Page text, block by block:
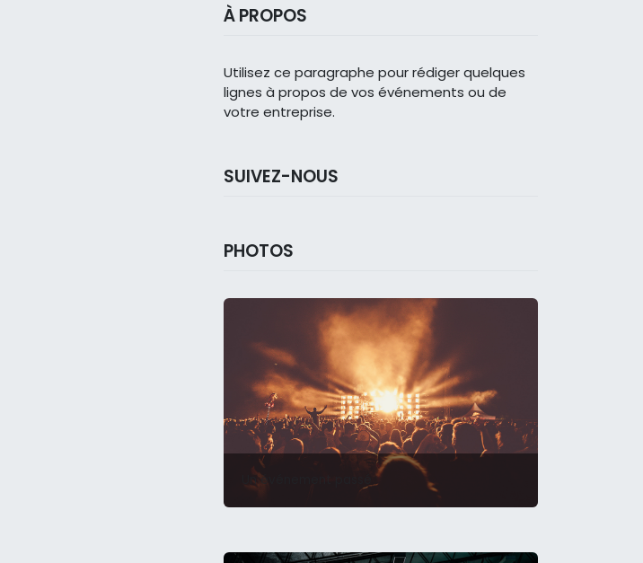
À PROPOS
Utilisez ce paragraphe pour rédiger quelques
lignes à propos de vos événements ou de
votre entreprise.
SUIVEZ-NOUS
PHOTOS
Un événement passé